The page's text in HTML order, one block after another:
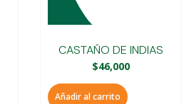
CASTAÑO DE INDIAS
$46,000
Añadir al carrito